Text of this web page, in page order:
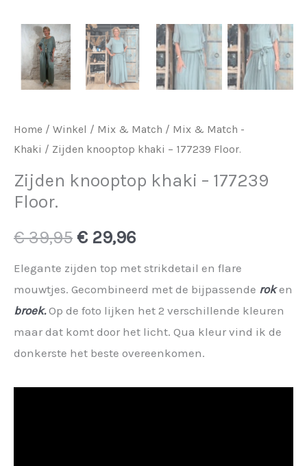
Home / Winkel / Mix & Match / Mix & Match -
Khaki / Zijden knooptop khaki – 177239 Floor.
Zijden knooptop khaki – 177239
Floor.
€39,95 Oorspronkelijke
prijs
€ 39,95.
€ 29,96Huidige
prijs
€ 29,96.
Elegante zijden top met strikdetail en flare
mouwtjes. Gecombineerd met de bijpassende roken
broek.Op de foto lijken het 2 verschillende kleuren
maar dat komt door het licht. Qua kleur vind ik de
donkerste het beste overeenkomen.